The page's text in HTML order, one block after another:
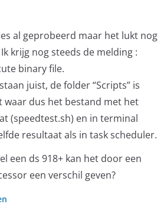
al geprobeerd maar het lukt nog
krijg nog steeds de melding :
binary file.
juist, de folder “Scripts” is
waar dus het bestand met het
(speedtest.sh) en in terminal
resultaat als in task scheduler.
een ds 918+ kan het door een
een verschil geven?